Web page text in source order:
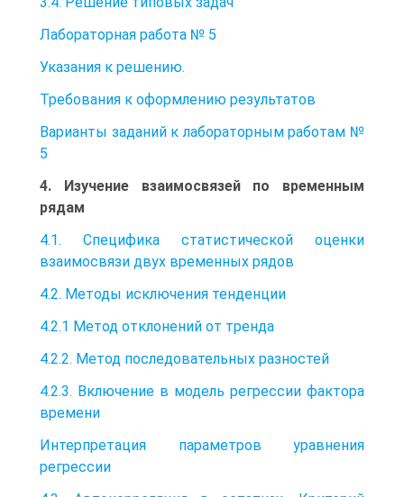
Лабораторная работа № 5
Указания к решению.
Требования к оформлению результатов
Варианты заданий к лабораторным работам №
5
4. Изучение взаимосвязей по временным
рядам
4.1. Специфика статистической оценки
взаимосвязи двух временных рядов
4.2. Методы исключения тенденции
4.2.1 Метод отклонений от тренда
4.2.2. Метод последовательных разностей
4.2.3. Включение в модель регрессии фактора
времени
Интерпретация параметров уравнения
регрессии